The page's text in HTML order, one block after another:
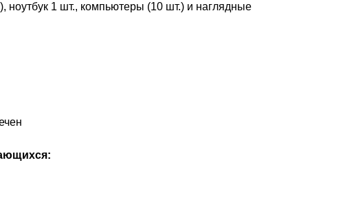
ноутбук 1 шт., компьютеры (10 шт.) и наглядные